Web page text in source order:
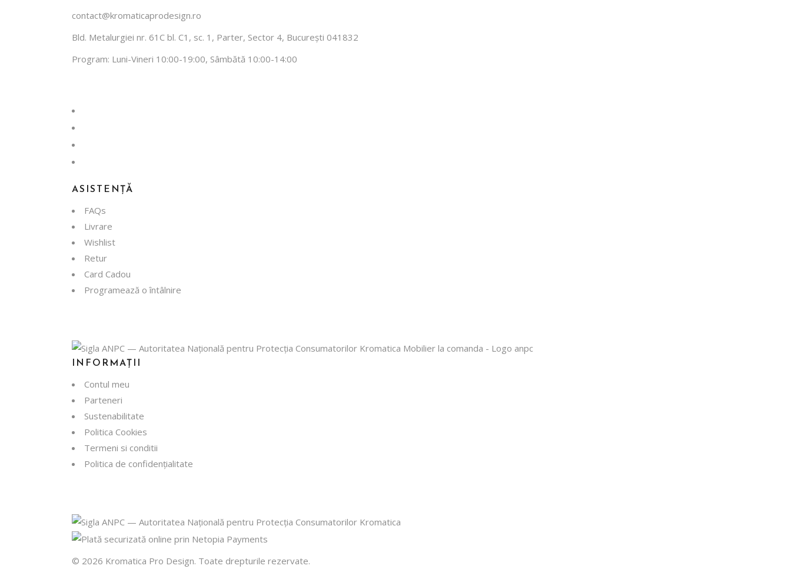
contact@kromaticaprodesign.ro
Bld. Metalurgiei nr. 61C bl. C1, sc. 1, Parter, Sector 4, București 041832
Program: Luni-Vineri 10:00-19:00, Sâmbătă 10:00-14:00
ASISTENȚĂ
FAQs
Livrare
Wishlist
Retur
Card Cadou
Programează o întâlnire
INFORMAȚII
Contul meu
Parteneri
Sustenabilitate
Politica Cookies
Termeni si conditii
Politica de confidențialitate
© 2026 Kromatica Pro Design. Toate drepturile rezervate.